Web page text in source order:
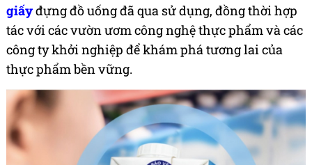
giấyđựng đồ uống đã qua sử dụng, đồng thời hợp
tác với các vườn ươm công nghệ thực phẩm và các
công ty khởi nghiệp để khám phá tương lai của
thực phẩm bền vững.